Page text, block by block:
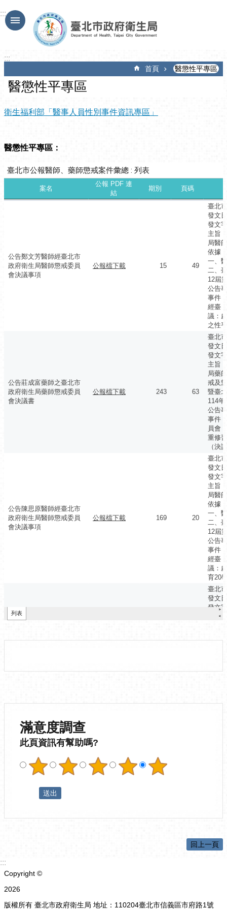
跳到主要內容區塊
:::
:::
首頁 醫懲性平專區
醫懲性平專區
衛生福利部「醫事人員性別事件資訊專區」
醫懲性平專區：
滿意度調查
此頁資訊有幫助嗎?
回上一頁
:::
Copyright ©
2026
版權所有 臺北市政府衛生局 地址：110204臺北市信義區市府路1號